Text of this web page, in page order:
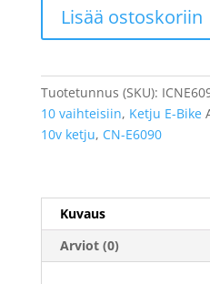
Ketju
10
HG-
X
126l
määrä
Lisää ostoskoriin
Tuotetunnus (SKU):
10 vaihteisiin, Ketju E-Bike
10v ketju, CN-E6090
Kuvaus
Arviot (0)